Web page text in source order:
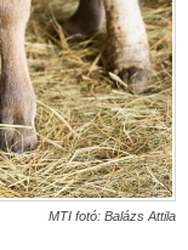
MTI fotó: Balázs Attila